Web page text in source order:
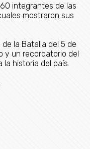
integrantes de las
mostraron sus
la Batalla del 5 de
y un recordatorio del
historia del país.